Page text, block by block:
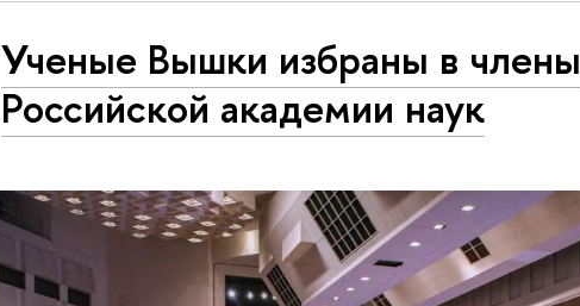
Ученые Вышки избраны в члены
Российской академии наук